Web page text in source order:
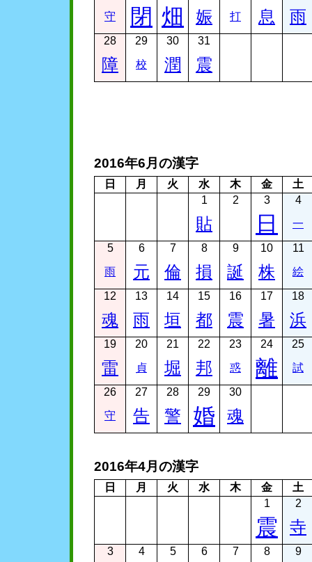
守
閉 畑 娠
打
息 雨
28
障
29
校
30
潤
31
震
2016年6月の漢字
日 月 火 水 木 金
土
1
貼
2 3
日
4
一
5
雨
6
元
7
倫
8
損
9
誕
10
株
11
絵
12
魂
13
雨
14
垣
15
都
16
震
17
暑
18
浜
19
雷
20
貞
21
堀
22
邦
23
惑
24
離
25
試
26
守
27
告
28
警
29
婚
30
魂
2016年4月の漢字
日 月 火 水 木 金
土
1
震
2
寺
3
4
5
6 7 8
9